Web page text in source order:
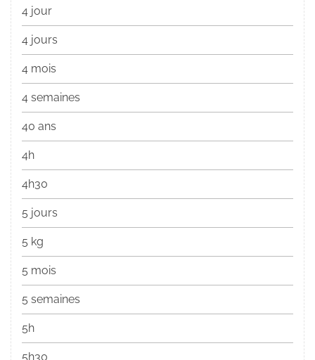
4 jour
4 jours
4 mois
4 semaines
40 ans
4h
4h30
5 jours
5 kg
5 mois
5 semaines
5h
5h30